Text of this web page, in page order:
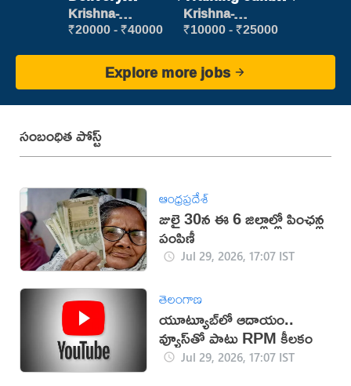
Executive
Krishna-
vijayawada
₹20000 - ₹40000
Placement
Krishna-
vijayawada
₹10000 - ₹25000
Explore more jobs
సంబంధిత పోస్ట్
ఆంధ్రప్రదేశ్
జులై 30న ఈ 6 జిల్లాల్లో పింఛన్ల
పంపిణీ
Jul 29, 2026, 17:07 IST
తెలంగాణ
యూట్యూబ్‌లో ఆదాయం..
వ్యూస్‌తో పాటు RPM కీలకం
Jul 29, 2026, 17:07 IST